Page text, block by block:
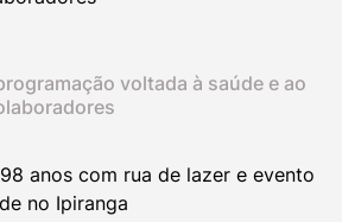
voltada à saúde e ao